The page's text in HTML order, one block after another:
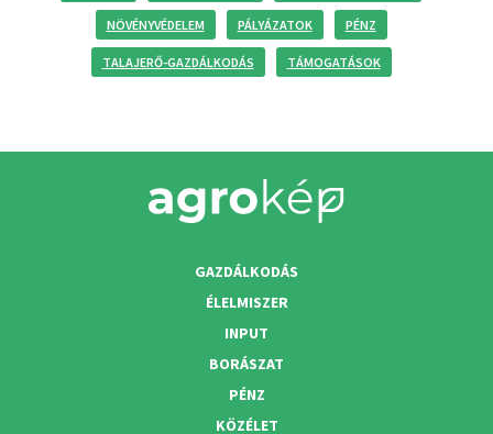
NÖVÉNYVÉDELEM PÁLYÁZATOK PÉNZ
TALAJERŐ-GAZDÁLKODÁS TÁMOGATÁSOK
GAZDÁLKODÁS
ÉLELMISZER
INPUT
BORÁSZAT
PÉNZ
KÖZÉLET